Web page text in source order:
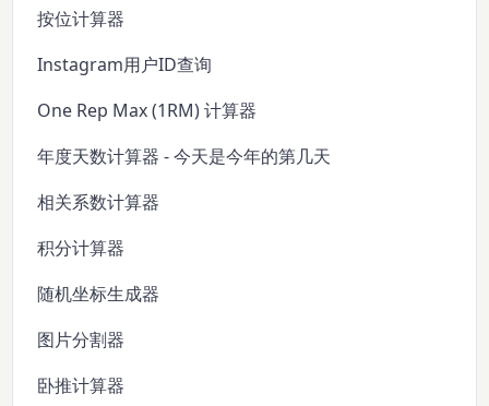
按位计算器
Instagram用户ID查询
One Rep Max (1RM) 计算器
年度天数计算器 - 今天是今年的第几天
相关系数计算器
积分计算器
随机坐标生成器
图片分割器
卧推计算器